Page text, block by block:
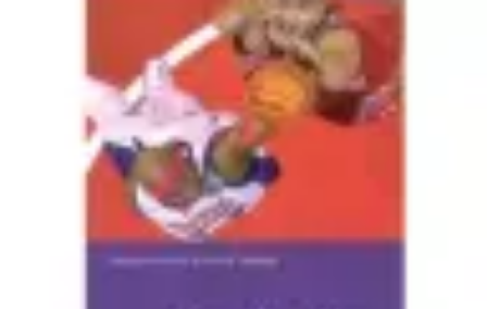
Analyse et performancesActualitésAnalyse des
TendancesAnalyses
Basket Actu